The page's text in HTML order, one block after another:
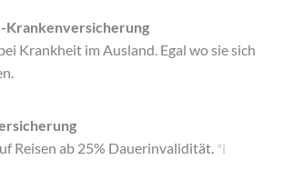
Krankenversicherung
Krankheit im Ausland. Egal wo sie sich
Reisen ab 25% Dauerinvalidität. *i